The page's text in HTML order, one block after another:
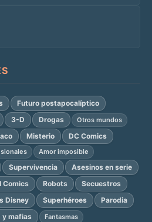
Futuro postapocalíptico
3-D Drogas
Otros mundos
Misterio DC Comics
Amor imposible
Supervivencia
Asesinos en serie
Comics Robots Secuestros
Disney Superhéroes
Parodia
y mafias
Fantasmas